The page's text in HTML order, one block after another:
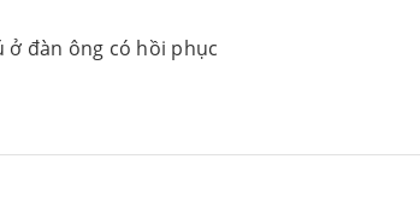
ở đàn ông có hồi phục